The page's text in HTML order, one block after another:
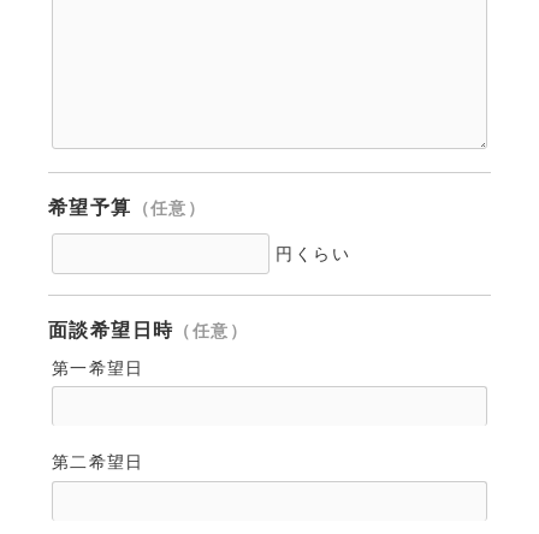
希望予算 （任意）
円くらい
面談希望日時 （任意）
第一希望日
第二希望日